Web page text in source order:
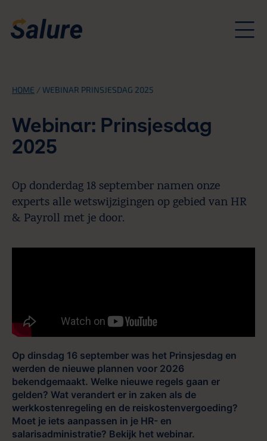
HOME / WEBINAR PRINSJESDAG 2025
Webinar: Prinsjesdag
2025
Op donderdag 18 september namen onze
experts alle wetswijzigingen op gebied van HR
& Payroll met je door.
Op dinsdag 16 september was het Prinsjesdag en
werden de nieuwe plannen voor 2026
bekendgemaakt. Welke nieuwe regels gaan er
gelden? Wat verandert er in zaken als de
werkkostenregeling en de reiskostenvergoeding?
Moet je iets aanpassen in je HR- en
salarisadministratie? Bekijk het webinar.